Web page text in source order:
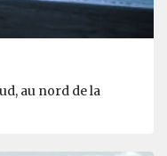
au nord de la